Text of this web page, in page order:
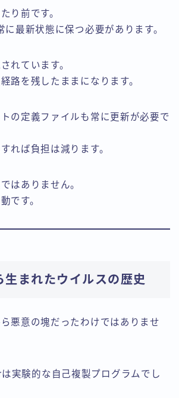
り前です。
に最新状態に保つ必要があります。
れています。
路を残したままになります。
の定義ファイルも常に更新が必要で
れば負担は減ります。
はありません。
です。
生まれたウイルスの歴史
悪意の塊だったわけではありませ
実験的な自己複製プログラムでし